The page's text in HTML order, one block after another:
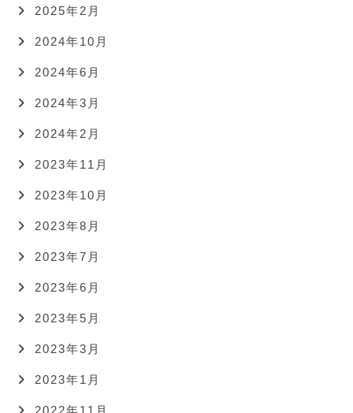
2025年2月
2024年10月
2024年6月
2024年3月
2024年2月
2023年11月
2023年10月
2023年8月
2023年7月
2023年6月
2023年5月
2023年3月
2023年1月
2022年11月